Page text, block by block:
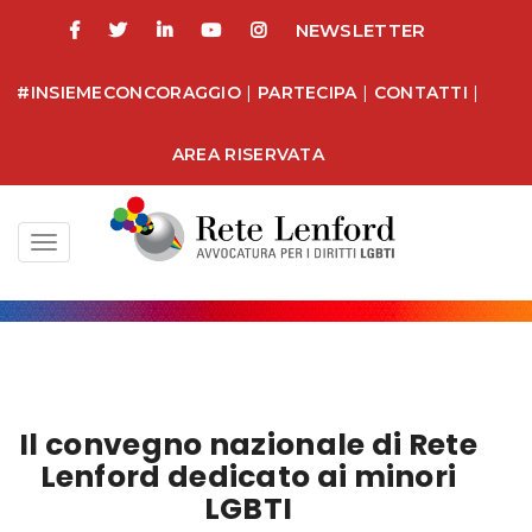
NEWSLETTER
#INSIEMECONCORAGGIO | PARTECIPA | CONTATTI |
AREA RISERVATA
Toggle
navigation
Il convegno nazionale di Rete
Lenford dedicato ai minori
LGBTI